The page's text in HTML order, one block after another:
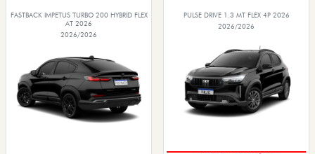
FASTBACK IMPETUS TURBO 200 HYBRID FLEX
AT 2026
2026/2026
PULSE DRIVE 1.3 MT FLEX 4P 2026
2026/2026